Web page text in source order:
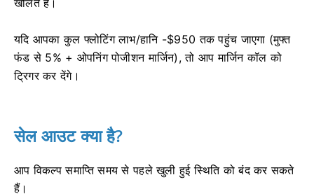
यदि आपका कुल फ्लोटिंग लाभ/हानि -$950 तक पहुंच जाएगा (मुफ्त
फंड से 5% + ओपनिंग पोजीशन मार्जिन), तो आप मार्जिन कॉल को
ट्रिगर कर देंगे।
सेल आउट क्या है?
आप विकल्प समाप्ति समय से पहले खुली हुई स्थिति को बंद कर सकते
हैं।